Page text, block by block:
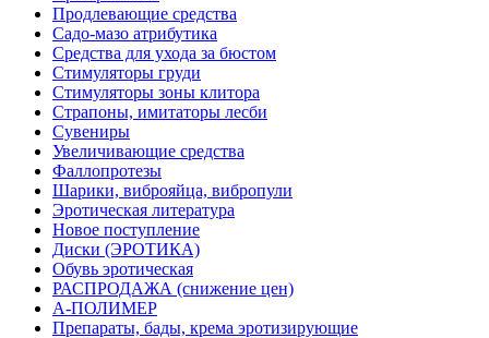
Продлевающие средства
Садо-мазо атрибутика
Средства для ухода за бюстом
Стимуляторы груди
Стимуляторы зоны клитора
Страпоны, имитаторы лесби
Сувениры
Увеличивающие средства
Фаллопротезы
Шарики, виброяйца, вибропули
Эротическая литература
Новое поступление
Диски (ЭРОТИКА)
Обувь эротическая
РАСПРОДАЖА (снижение цен)
А-ПОЛИМЕР
Препараты, бады, крема эротизирующие